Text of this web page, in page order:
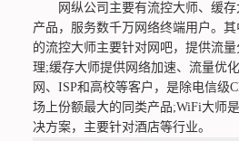
网纵公司主要有流控大师、缓存
产品，服务数千万网络终端用户。
的流控大师主要针对网吧，提供流
理;缓存大师提供网络加速、流量优
网、ISP和高校等客户，是除电信级
场上份额最大的同类产品;WiFi大师
决方案，主要针对酒店等行业。